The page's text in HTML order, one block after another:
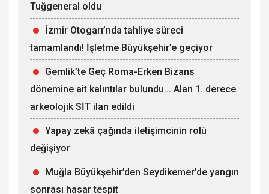
Tuğgeneral oldu
İzmir Otogarı’nda tahliye süreci
tamamlandı! İşletme Büyükşehir’e geçiyor
Gemlik’te Geç Roma-Erken Bizans
dönemine ait kalıntılar bulundu... Alan 1. derece
arkeolojik SİT ilan edildi
Yapay zekâ çağında iletişimcinin rolü
değişiyor
Muğla Büyükşehir’den Seydikemer’de yangın
sonrası hasar tespit